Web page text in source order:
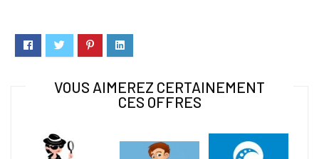
VOUS AIMEREZ CERTAINEMENT
CES OFFRES